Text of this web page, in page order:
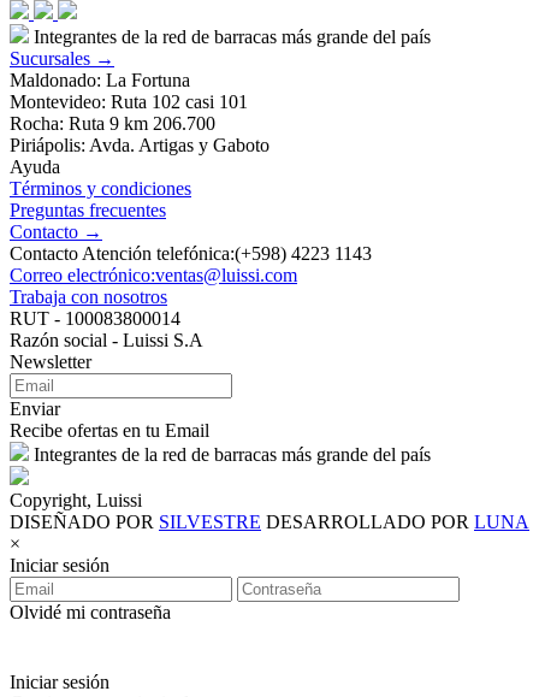
Integrantes de la red de barracas más grande del país
Sucursales →
Maldonado: La Fortuna
Montevideo: Ruta 102 casi 101
Rocha: Ruta 9 km 206.700
Piriápolis: Avda. Artigas y Gaboto
Ayuda
Términos y condiciones
Preguntas frecuentes
Contacto →
Contacto Atención telefónica:(+598) 4223 1143
Correo electrónico:ventas@luissi.com
Trabaja con nosotros
RUT - 100083800014
Razón social - Luissi S.A
Newsletter
Enviar
Recibe ofertas en tu Email
Integrantes de la red de barracas más grande del país
Copyright, Luissi
DISEÑADO POR SILVESTRE DESARROLLADO POR LUNA
×
Iniciar sesión
Olvidé mi contraseña
Iniciar sesión